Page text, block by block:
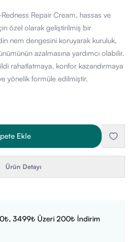
Repair Cream, hassas ve
özel olarak geliştirilmiş bir
nem dengesini koruyarak kuruluk,
azalmasına yardımcı olabilir.
rahatlatmaya, konfor kazandırmaya
yönelik formüle edilmiştir.
Ekle
Ürün Detayı
3499₺ Üzeri 200₺ İndirim